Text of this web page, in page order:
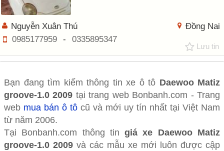
Đồng Nai
Nguyễn Xuân Thú
0985177959
- 0335895347
Lưu tin
Bạn đang tìm kiếm thông tin xe ô tô Daewoo Matiz
groove-1.0 2009 tại trang web Bonbanh.com - Trang
web mua bán ô tô cũ và mới uy tín nhất tại Việt Nam
từ năm 2006.
Tại Bonbanh.com thông tingiá xe Daewoo Matiz
groove-1.0 2009 và các mẫu xe mới luôn được cập